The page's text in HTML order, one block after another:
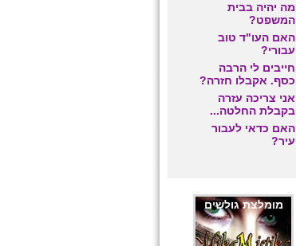
מה יהיה בבית
המשפט?
האם העו"ד טוב
עבורי?
חייבים לי הרבה
כסף. אקבלו חזרה?
אני צריכה עזרה
בקבלת החלטה...
האם כדאי לעבור
עיר?
מומלצת גולשים